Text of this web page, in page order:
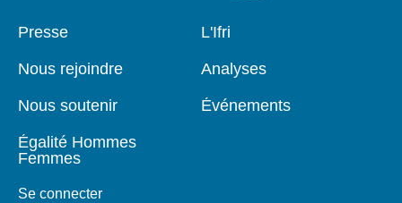
Pied
Presse
Nous rejoindre
Nous soutenir
Égalité Hommes
Femmes
Se connecter
Navigation
L'Ifri
Analyses
Événements